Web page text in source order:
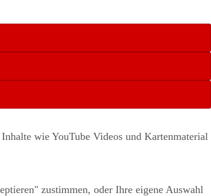
wie YouTube Videos und Kartenmaterial
zustimmen, oder Ihre eigene Auswahl